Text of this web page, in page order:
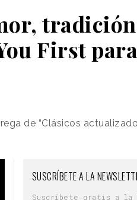
First para
de “Clásicos
SUSCRÍBETE A LA
Suscríbete gratis a la